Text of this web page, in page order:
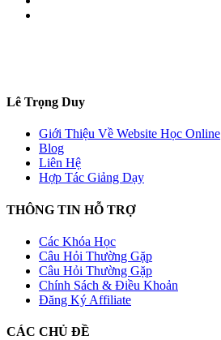
Lê Trọng Duy
Giới Thiệu Về Website Học Online
Blog
Liên Hệ
Hợp Tác Giảng Dạy
THÔNG TIN HỖ TRỢ
Các Khóa Học
Câu Hỏi Thường Gặp
Câu Hỏi Thường Gặp
Chính Sách & Điều Khoản
Đăng Ký Affiliate
CÁC CHỦ ĐỀ